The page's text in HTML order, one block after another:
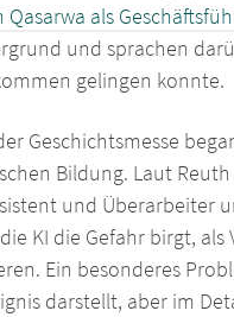
Qasarwa als
und sprachen
gelingen konnte.
Geschichtsmesse
Bildung. Laut
und Überarbeiter
KI die Gefahr birgt,
Ein besonderes
darstellt, aber im